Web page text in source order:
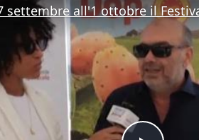
settembre all'1 ottobre il